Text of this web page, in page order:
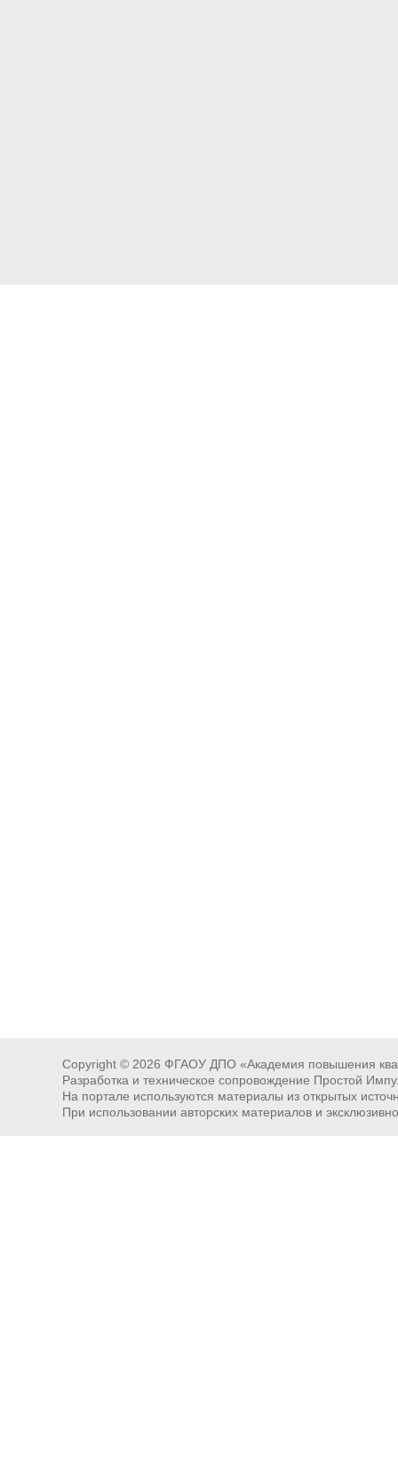
Copyright © 2026 ФГАОУ ДПО «Академия повышения
Разработка и техническое сопровождение Простой
На портале используются материалы из открытых
При использовании авторских материалов и